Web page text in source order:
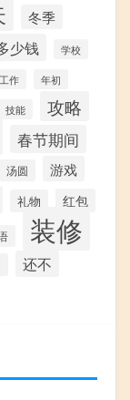
冬季
少钱 学校
工作 年初
技能 攻略
春节期间
汤圆 游戏
礼物 红包
装修
还不